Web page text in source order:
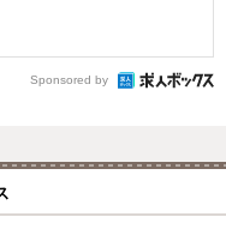
Sponsored by